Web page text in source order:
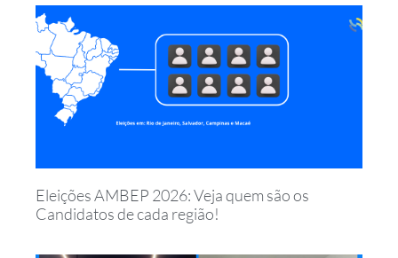
Eleições AMBEP 2026: Veja quem são os
Candidatos de cada região!